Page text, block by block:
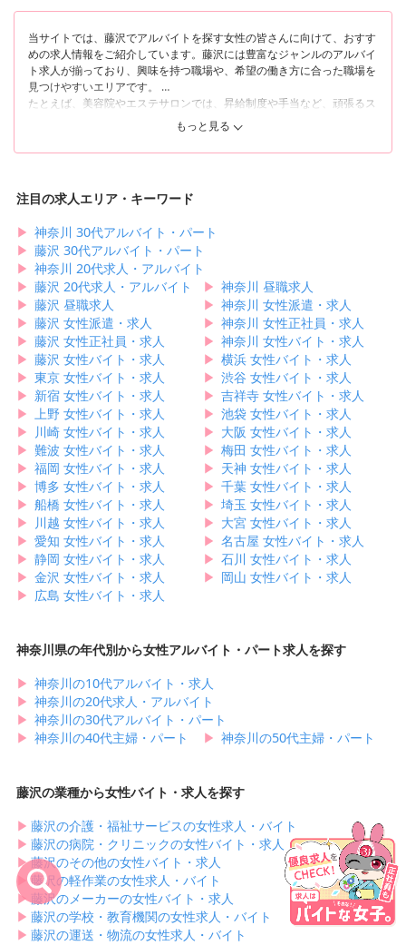
また、藤沢駅北口に位置する「藤沢」も、鵠沼と同じく住宅地が多い印
それでも南口より閑静な雰囲気なので、賑やかな街が好きではない女性
が気楽に働けます。
たくさんのお店が存在する藤沢なら「華やかなお店でアルバイトして刺
激を受けたい」という女性から「静かな場所でゆっくりアルバイトした
い」という女性まで、どなたでも理想を叶える求人を見つけられるでし
ょう。この記事では、藤沢でアルバイトを探している女性に向けて、お
当サイトでは、藤沢でアルバイトを探す女性の皆さんに向けて、おすす
めの求人情報をご紹介しています。藤沢には豊富なジャンルのアルバイ
ト求人が揃っており、興味を持つ職場や、希望の働き方に合った職場を
見つけやすいエリアです。
たとえば、美容院やエステサロンでは、昇給制度や手当など、頑張るス
タッフを応援するための仕組みが整っている職場ばかりです。研修や講
習、コンテストなど、美容業界の経験を問わずハイレベルな技術や知識
を磨けるお店が多いのも嬉しいですよね。
カフェのアルバイトスタッフをおすすめします。研修制度やマニュア
なので、完全未経験からでも安心してスタートできますよ。福利厚生の
面では、自社商品の従業員割引が用意されており、おしゃれな洋服やシ
ューズ、おいしいフードやドリンクをお得に購入できる職場が多いの
で、モチベーションを高めながらアルバイトできます。
このように、藤沢にはさまざまなアルバイト求人が揃っています！夢や
目標を叶える一歩として、気になる求人があればお早めに応募してみて
くださいね。
もっと見る
注目の求人エリア・キーワード
▶︎ 神奈川 30代アルバイト・パート
▶︎ 藤沢 30代アルバイト・パート
▶︎ 神奈川 20代求人・アルバイト
▶︎ 藤沢 20代求人・アルバイト ▶︎ 神奈川 昼職求人
▶︎ 藤沢 昼職求人 ▶︎ 神奈川 女性派遣・求人
▶︎ 藤沢 女性派遣・求人 ▶︎ 神奈川 女性正社員・求人
▶︎ 藤沢 女性正社員・求人 ▶︎ 神奈川 女性バイト・求人
▶︎ 藤沢 女性バイト・求人 ▶︎ 横浜 女性バイト・求人
▶︎ 東京 女性バイト・求人 ▶︎ 渋谷 女性バイト・求人
▶︎ 新宿 女性バイト・求人 ▶︎ 吉祥寺 女性バイト・求人
▶︎ 上野 女性バイト・求人 ▶︎ 池袋 女性バイト・求人
▶︎ 川崎 女性バイト・求人 ▶︎ 大阪 女性バイト・求人
▶︎ 難波 女性バイト・求人 ▶︎ 梅田 女性バイト・求人
▶︎ 福岡 女性バイト・求人 ▶︎ 天神 女性バイト・求人
▶︎ 博多 女性バイト・求人 ▶︎ 千葉 女性バイト・求人
▶︎ 船橋 女性バイト・求人 ▶︎ 埼玉 女性バイト・求人
▶︎ 川越 女性バイト・求人 ▶︎ 大宮 女性バイト・求人
▶︎ 愛知 女性バイト・求人 ▶︎ 名古屋 女性バイト・求人
▶︎ 静岡 女性バイト・求人 ▶︎ 石川 女性バイト・求人
▶︎ 金沢 女性バイト・求人 ▶︎ 岡山 女性バイト・求人
▶︎ 広島 女性バイト・求人
神奈川県の年代別から女性アルバイト・パート求人を探す
▶︎ 神奈川の10代アルバイト・求人
▶︎ 神奈川の20代求人・アルバイト
▶︎ 神奈川の30代アルバイト・パート
▶︎ 神奈川の40代主婦・パート ▶︎ 神奈川の50代主婦・パート
藤沢の業種から女性バイト・求人を探す
▶︎ 藤沢の介護・福祉サービスの女性求人・バイト
▶︎ 藤沢の病院・クリニックの女性バイト・求人
▶︎藤沢のその他の女性バイト・求人
▶︎藤沢の軽作業の女性求人・バイト
▶︎藤沢のメーカーの女性バイト・求人
▶︎ 藤沢の学校・教育機関の女性求人・バイト
▶︎ 藤沢の運送・物流の女性求人・バイト